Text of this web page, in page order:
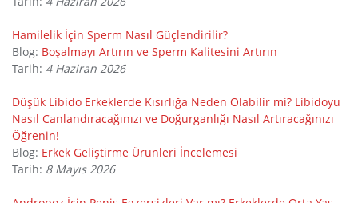
Hamilelik İçin Sperm Nasıl Güçlendirilir?
Blog: Boşalmayı Artırın ve Sperm Kalitesini Artırın
Tarih: 4 Haziran 2026
Düşük Libido Erkeklerde Kısırlığa Neden Olabilir mi? Libidoyu
Nasıl Canlandıracağınızı ve Doğurganlığı Nasıl Artıracağınızı
Öğrenin!
Blog: Erkek Geliştirme Ürünleri İncelemesi
Tarih: 8 Mayıs 2026